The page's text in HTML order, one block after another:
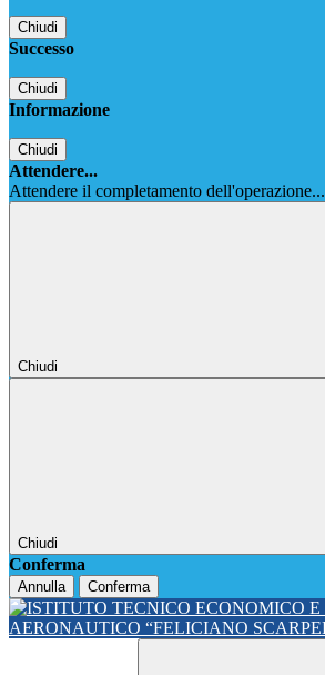
Chiudi
Successo
Chiudi
Informazione
Chiudi
Attendere...
Attendere il completamento dell'operazione...
Chiudi
Chiudi
Conferma
Annulla Conferma